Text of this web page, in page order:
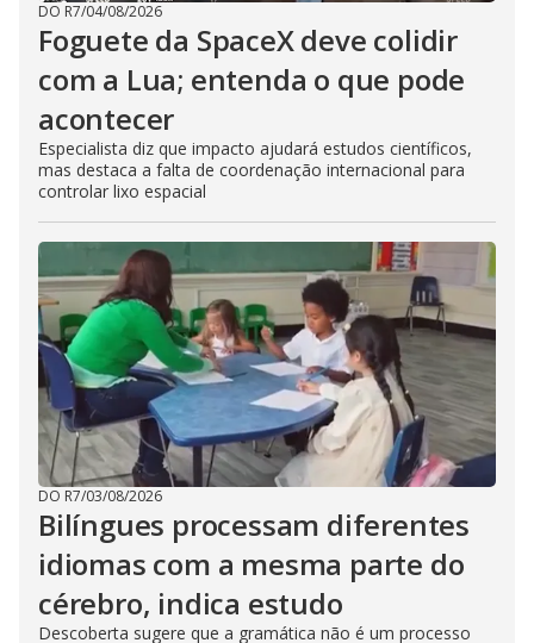
DO R7/04/08/2026
Foguete da SpaceX deve colidir
com a Lua; entenda o que pode
acontecer
Especialista diz que impacto ajudará estudos científicos,
mas destaca a falta de coordenação internacional para
controlar lixo espacial
DO R7/03/08/2026
Bilíngues processam diferentes
idiomas com a mesma parte do
cérebro, indica estudo
Descoberta sugere que a gramática não é um processo